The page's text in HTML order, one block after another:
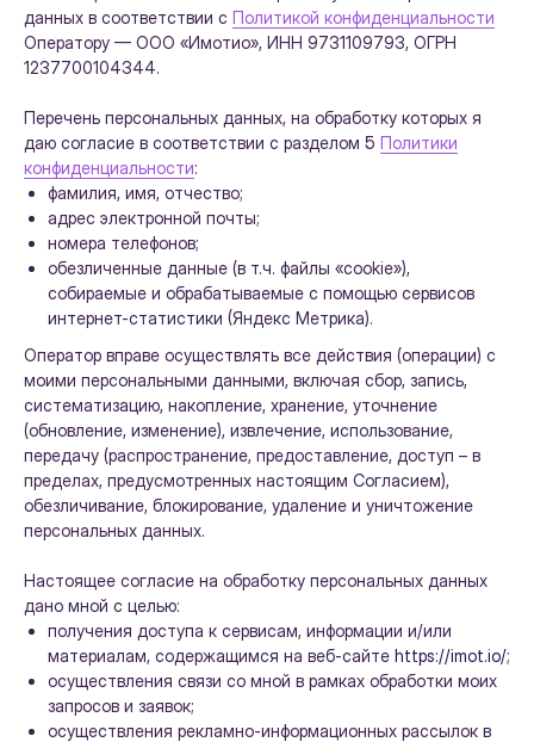
данных в соответствии с Политикой конфиденциальности
Оператору — ООО «Имотио», ИНН 9731109793, ОГРН
1237700104344.
Перечень персональных данных, на обработку которых я
даю согласие в соответствии с разделом 5 Политики
конфиденциальности:
фамилия, имя, отчество;
адрес электронной почты;
номера телефонов;
обезличенные данные (в т.ч. файлы «cookie»),
собираемые и обрабатываемые с помощью сервисов
интернет-статистики (Яндекс Метрика).
Оператор вправе осуществлять все действия (операции) с
моими персональными данными, включая сбор, запись,
систематизацию, накопление, хранение, уточнение
(обновление, изменение), извлечение, использование,
передачу (распространение, предоставление, доступ – в
пределах, предусмотренных настоящим Согласием),
обезличивание, блокирование, удаление и уничтожение
персональных данных.
Настоящее согласие на обработку персональных данных
дано мной с целью:
получения доступа к сервисам, информации и/или
материалам, содержащимся на веб-сайте https://imot.io/;
осуществления связи со мной в рамках обработки моих
запросов и заявок;
осуществления рекламно-информационных рассылок в
Посмотрите,
как imot.io работает
в вашем бизнесе